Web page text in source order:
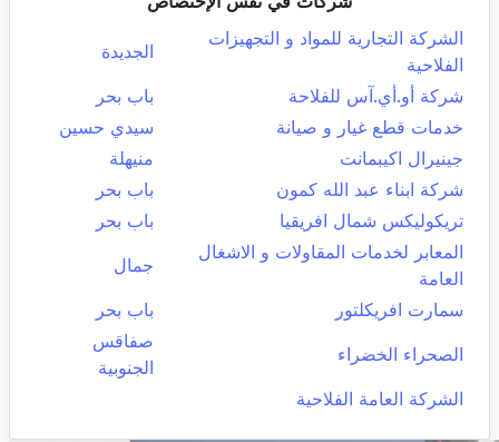
الشركة التجارية للمواد و التجهيزات
الفلاحية
الجديدة
شركة أو.أي.آس للفلاحة
باب بحر
خدمات قطع غيار و صيانة
سيدي حسين
جينيرال اكيبمانت
منيهلة
شركة ابناء عبد الله كمون
باب بحر
تريكوليكس شمال افريقيا
باب بحر
المعابر لخدمات المقاولات و الاشغال
العامة
جمال
سمارت افريكلتور باب بحر
الصحراء الخضراء
صفاقس
الجنوبية
الشركة العامة الفلاحية